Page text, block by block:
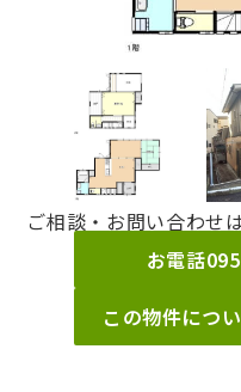
ご相談・お問い合わせ
お電話
この物件につ